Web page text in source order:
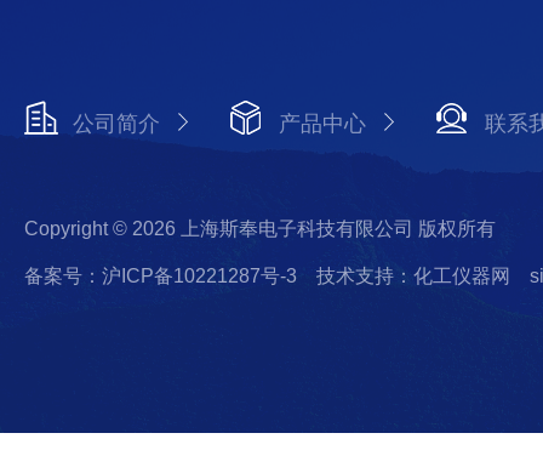
公司简介 产品中心 联系
Copyright © 2026 上海斯奉电子科技有限公司 版权所有
备案号：沪ICP备10221287号-3 技术支持：化工仪器网